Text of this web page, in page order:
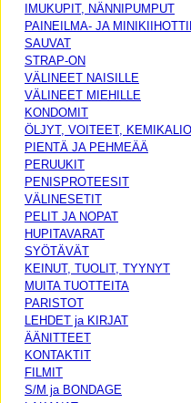
IMUKUPIT, NÄNNIPUMPUT
PAINEILMA- JA
SAUVAT
STRAP-ON
VÄLINEET NAISILLE
VÄLINEET MIEHILLE
KONDOMIT
ÖLJYT, VOITEET,
PIENTÄ JA PEHMEÄÄ
PERUUKIT
PENISPROTEESIT
VÄLINESETIT
PELIT JA NOPAT
HUPITAVARAT
SYÖTÄVÄT
KEINUT, TUOLIT, TYYNYT
MUITA TUOTTEITA
PARISTOT
LEHDET ja KIRJAT
ÄÄNITTEET
KONTAKTIT
FILMIT
S/M ja BONDAGE